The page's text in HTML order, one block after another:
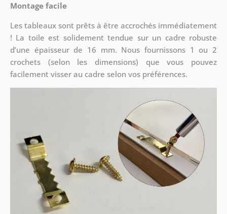
Montage facile
Les tableaux sont prêts à être accrochés immédiatement
! La toile est solidement tendue sur un cadre robuste
d’une épaisseur de 16 mm. Nous fournissons 1 ou 2
crochets (selon les dimensions) que vous pouvez
facilement visser au cadre selon vos préférences.